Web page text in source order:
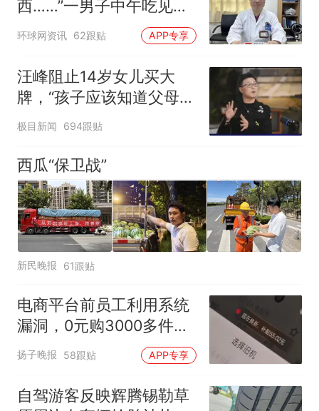
西……”一男子中午吃见手
青没事，晚上再吃却出现
环球网资讯 62跟贴 APP专享
汪峰阻止14岁女儿买大
牌，“孩子应该知道父母的
不易”，称自己买衣服80%
极目新闻 694跟贴
西瓜“保卫战”
新民晚报 61跟贴
电商平台前员工利用系统
漏洞，0元购3000多件家
电！
扬子晚报 58跟贴 APP专享
自驾游客反映辉腾锡勒草